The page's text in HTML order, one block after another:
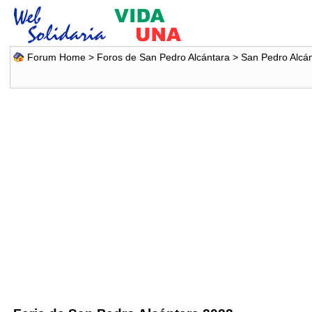
Forum Home> Foros de San Pedro Alcántara > San Pedro